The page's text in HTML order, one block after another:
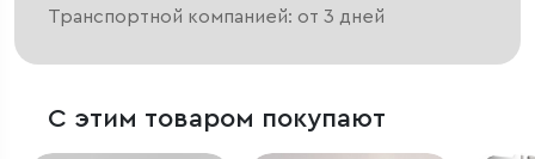
Транспортной компанией: от 3 дней
С этим товаром покупают